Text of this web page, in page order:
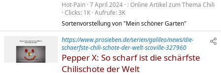
Hot-Pain 7 April 2024
Online Artikel zum Thema Chili
Clicks 1K Aufrufe 3K
Sortenvorstellung von "Mein schöner Garten"
https://www.prosieben.de/serien/galileo/news/die-
schaerfste-chili-schote-der-welt-scoville-327960
Pepper X: So scharf ist die schärfste
Chilischote der Welt